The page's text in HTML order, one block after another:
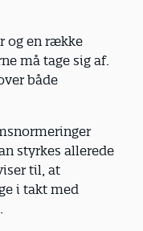
og en række
må tage sig af.
både
styrkes allerede
til, at
i takt med